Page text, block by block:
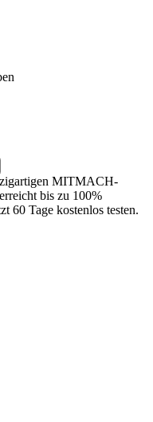
MITMACH-
bis zu 100%
60 Tage kostenlos testen.